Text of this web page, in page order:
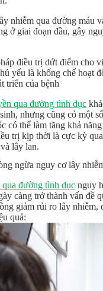
nhiễm qua đường máu
ở giai đoạn đầu, gây
điều trị dứt điểm cho
yếu là khống chế hoạt
triển của bệnh
qua đường tình dục
nhưng cũng có một
có thể làm tăng khả
trị kịp thời là cực kỳ
lây lan.
ngừa nguy cơ lây
đường tình dục nguy
càng trở thành vấn đề
giảm rủi ro lây nhiễm,
quả: